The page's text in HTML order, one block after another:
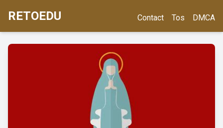
RETOEDU Contact Tos DMCA